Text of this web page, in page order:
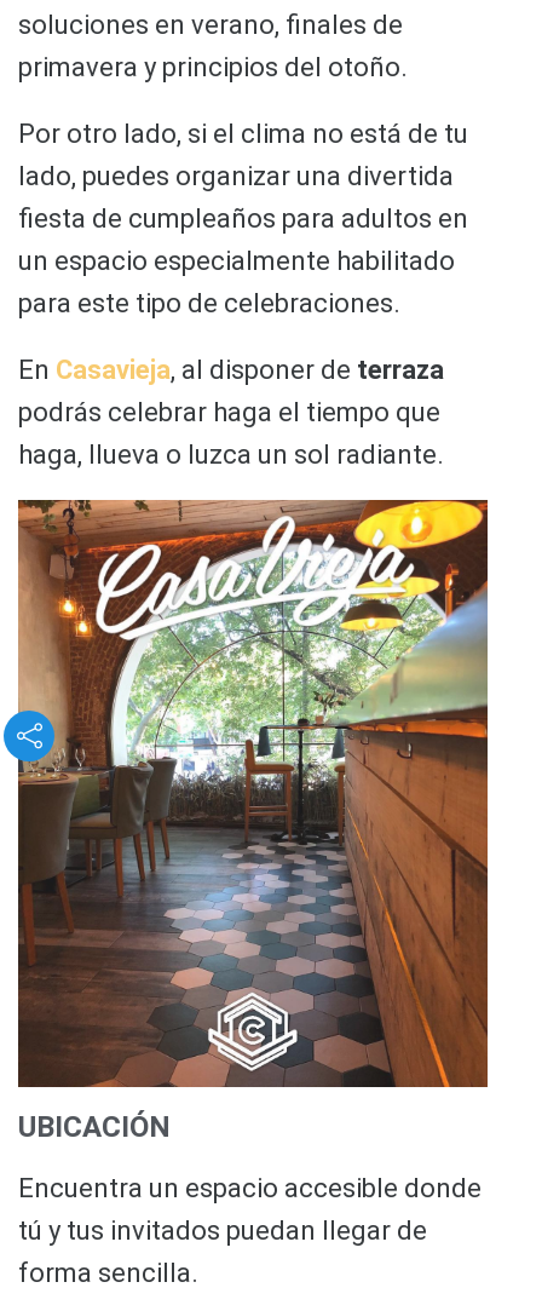
soluciones en verano, finales de
primavera y principios del otoño.
Por otro lado, si el clima no está de tu
lado, puedes organizar una divertida
fiesta de cumpleaños para adultos en
un espacio especialmente habilitado
para este tipo de celebraciones.
En Casavieja, al disponer de terraza
podrás celebrar haga el tiempo que
haga, llueva o luzca un sol radiante.
UBICACIÓN
Encuentra un espacio accesible donde
tú y tus invitados puedan llegar de
forma sencilla.